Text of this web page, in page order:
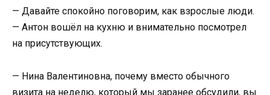
— Давайте спокойно поговорим, как взрослые люди.
— Антон вошёл на кухню и внимательно посмотрел
на присутствующих.
— Нина Валентиновна, почему вместо обычного
визита на неделю, который мы заранее обсудили, вы